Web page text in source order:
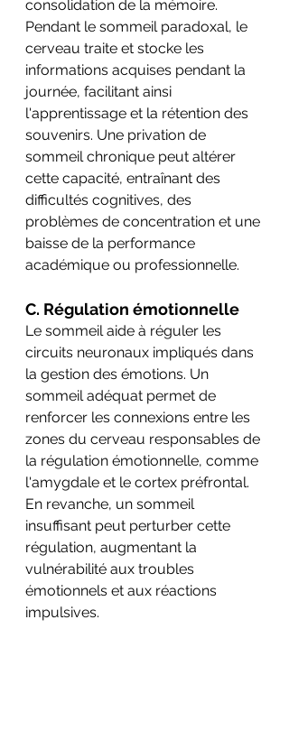
consolidation de la mémoire.
Pendant le sommeil paradoxal, le
cerveau traite et stocke les
informations acquises pendant la
journée, facilitant ainsi
l'apprentissage et la rétention des
souvenirs. Une privation de
sommeil chronique peut altérer
cette capacité, entraînant des
difficultés cognitives, des
problèmes de concentration et une
baisse de la performance
académique ou professionnelle.
C. Régulation émotionnelle
Le sommeil aide à réguler les
circuits neuronaux impliqués dans
la gestion des émotions. Un
sommeil adéquat permet de
renforcer les connexions entre les
zones du cerveau responsables de
la régulation émotionnelle, comme
l'amygdale et le cortex préfrontal.
En revanche, un sommeil
insuffisant peut perturber cette
régulation, augmentant la
vulnérabilité aux troubles
émotionnels et aux réactions
impulsives.